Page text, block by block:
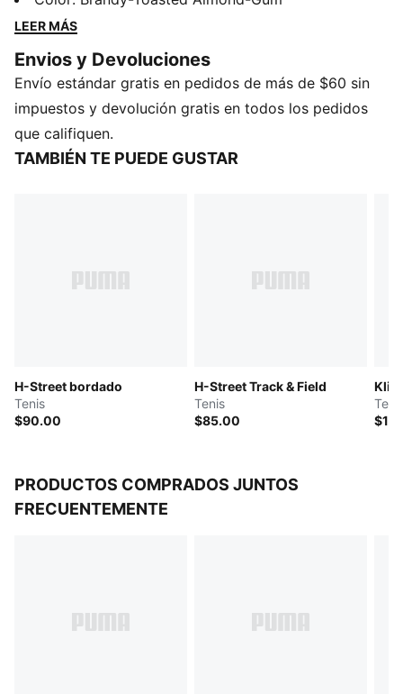
época dorada y fusionan esa herencia del atletismo
regresan de los archivos con su liviana cubierta,
silueta de empeine bajo y su legado urbano aún
intacto.
DETALLES
Calce regular
LEER MÁS
Envios y Devoluciones
Envío estándar gratis en pedidos de más de $60 sin
impuestos y devolución gratis en todos los pedidos
que califiquen.
TAMBIÉN TE PUEDE GUSTAR
H-Street bordado
Tenis
$90.00
H-Street Track & Field
Tenis
$85.00
Klim
PRODUCTOS COMPRADOS JUNTOS
FRECUENTEMENTE